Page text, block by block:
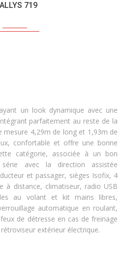
719
un look dynamique avec une
parfaitement au reste de la
mesure 4,29m de long et 1,93m de
confortable et offre une bonne
catégorie, associée à un bon
série avec la direction assistée
et passager, sièges Isofix, 4
à distance, climatiseur, radio USB
au volant et kit mains libres,
automatique en roulant,
de détresse en cas de freinage
extérieur électrique.